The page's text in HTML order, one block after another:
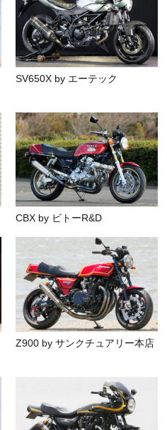
SV650X by エーテック
CBX by ビトーR&D
Z900 by サンクチュアリー本店